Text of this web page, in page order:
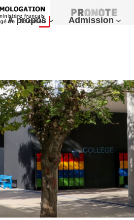
À propos Admission